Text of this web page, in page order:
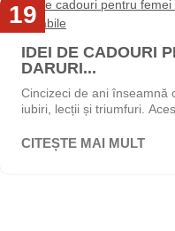
19
IDEI DE CADOURI
DARURI...
Cincizeci de ani înseamnă
iubiri, lecții și triumfuri.
CITEȘTE MAI MULT